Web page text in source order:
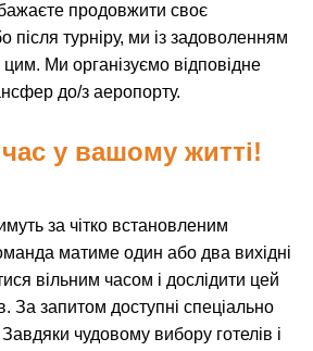
продовжити своє
після турніру, ми із задоволенням
Ми організуємо відповідне
до/з аеропорту.
у вашому житті!
за чітко встановленим
матиме один або два вихідні
вільним часом і дослідити цей
За запитом доступні спеціально
Завдяки чудовому вибору готелів і